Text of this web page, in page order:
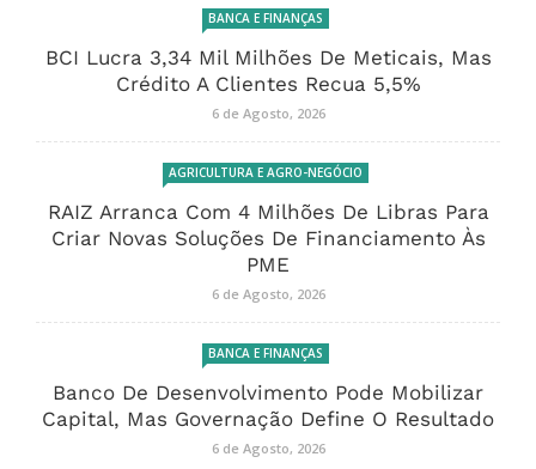
BANCA E FINANÇAS
BCI Lucra 3,34 Mil Milhões De Meticais, Mas
Crédito A Clientes Recua 5,5%
6 de Agosto, 2026
AGRICULTURA E AGRO-NEGÓCIO
RAIZ Arranca Com 4 Milhões De Libras Para
Criar Novas Soluções De Financiamento Às
PME
6 de Agosto, 2026
BANCA E FINANÇAS
Banco De Desenvolvimento Pode Mobilizar
Capital, Mas Governação Define O Resultado
6 de Agosto, 2026